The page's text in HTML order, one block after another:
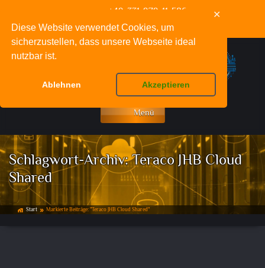
Diese Website verwendet Cookies, um
sicherzustellen, dass unsere Webseite ideal
nutzbar ist.
Ablehnen Akzeptieren
✕
+49-331-979-11-586
info@deinnetzwerkfachmann.de
Menü
Schlagwort-Archiv:Teraco JHB Cloud
Shared
home_work Start double_arrow Markierte Beiträge: "Teraco JHB Cloud Shared"